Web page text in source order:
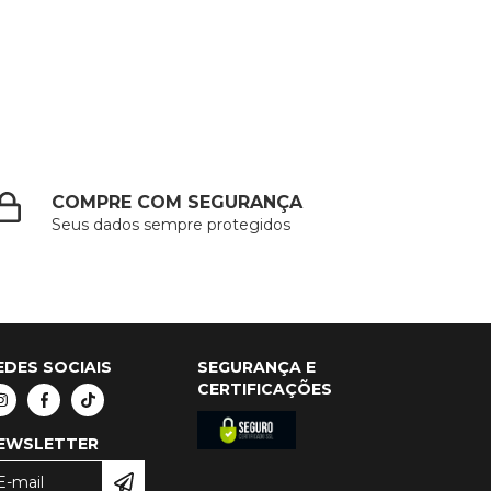
COMPRE COM SEGURANÇA
Seus dados sempre protegidos
SOCIAIS
SEGURANÇA E
CERTIFICAÇÕES